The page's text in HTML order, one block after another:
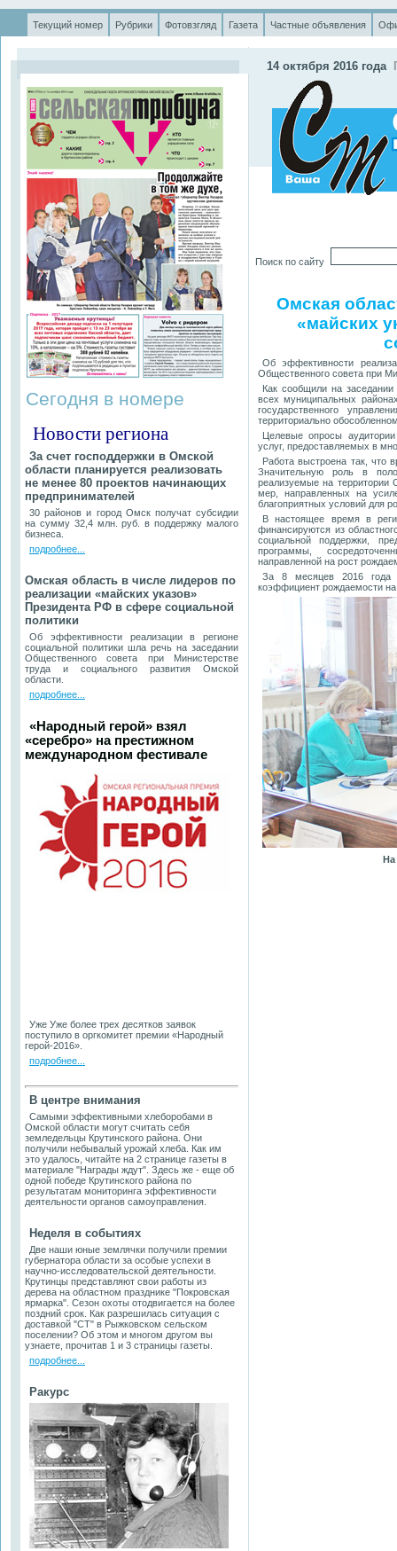
Текущий номер Рубрики Фотовзгляд Газета Частные объявления
Сегодня в номере
Новости региона
За счет господдержки в Омской
области планируется реализовать
не менее 80 проектов начинающих
предпринимателей
30 районов и город Омск получат субсидии
на сумму 32,4 млн. руб. в поддержку малого
бизнеса.
подробнее...
Омская область в числе лидеров по
реализации «майских указов»
Президента РФ в сфере социальной
политики
Об эффективности реализации в регионе
социальной политики шла речь на заседании
Общественного совета при Министерстве
труда и социального развития Омской
области.
подробнее...
«Народный герой» взял
«серебро» на престижном
международном фестивале
Уже Уже более трех десятков заявок
поступило в оргкомитет премии «Народный
герой-2016».
подробнее...
В центре внимания
Самыми эффективными хлеборобами в
Омской области могут считать себя
земледельцы Крутинского района. Они
получили небывалый урожай хлеба. Как им
это удалось, читайте на 2 странице газеты в
материале "Награды ждут". Здесь же - еще об
одной победе Крутинского района по
результатам мониторинга эффективности
деятельности органов самоуправления.
Неделя в событиях
Две наши юные землячки получили премии
губернатора области за особые успехи в
научно-исследовательской деятельности.
Крутинцы представляют свои работы из
дерева на областном празднике "Покровская
ярмарка". Сезон охоты отодвигается на более
поздний срок. Как разрешилась ситуация с
доставкой "СТ" в Рыжковском сельском
поселении? Об этом и многом другом вы
узнаете, прочитав 1 и 3 страницы газеты.
подробнее...
Ракурс
14 октября 2016 года
Поиск по сайту
Омская
«майских
Об эффективности
Общественного совета при
Как сообщили на
всех муниципальных
государственного
территориально
Целевые опросы аудитории
услуг, предоставляемых в
Работа выстроена так, что
Значительную роль в
реализуемые на территории
мер, направленных на
благоприятных условий для
В настоящее время в
финансируются из
социальной поддержки,
программы,
направленной на рост
За 8 месяцев 2016 года
коэффициент рождаемости на
На